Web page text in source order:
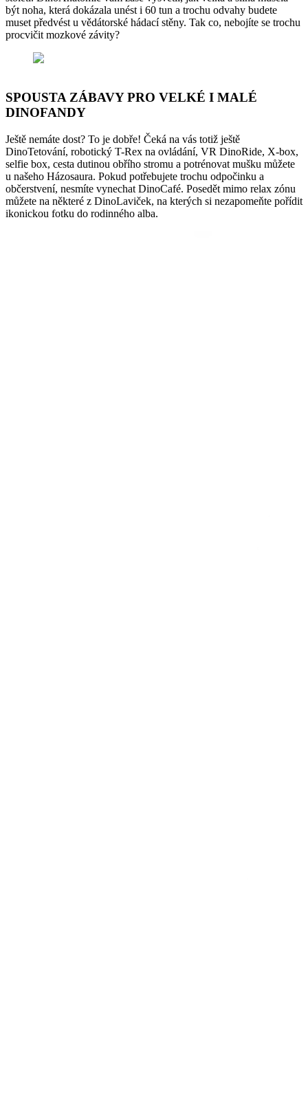
být noha, která dokázala unést i 60 tun a trochu odvahy budete
muset předvést u vědátorské hádací stěny. Tak co, nebojíte se trochu
procvičit mozkové závity?
SPOUSTA ZÁBAVY PRO VELKÉ I MALÉ
DINOFANDY
Ještě nemáte dost? To je dobře! Čeká na vás totiž ještě
DinoTetování, robotický T-Rex na ovládání, VR DinoRide, X-box,
selfie box, cesta dutinou obřího stromu a potrénovat mušku můžete
u našeho Házosaura. Pokud potřebujete trochu odpočinku a
občerstvení, nesmíte vynechat DinoCafé. Posedět mimo relax zónu
můžete na některé z DinoLaviček, na kterých si nezapomeňte pořídit
ikonickou fotku do rodinného alba.